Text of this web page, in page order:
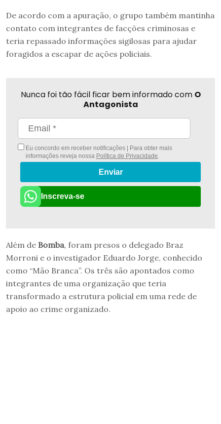
De acordo com a apuração, o grupo também mantinha
contato com integrantes de facções criminosas e
teria repassado informações sigilosas para ajudar
foragidos a escapar de ações policiais.
Nunca foi tão fácil ficar bem informado com O
Antagonista
Eu concordo em receber notificações | Para obter mais
informações reveja nossa Política de Privacidade.
Enviar
Inscreva-se
Além de Bomba, foram presos o delegado Braz
Morroni e o investigador Eduardo Jorge, conhecido
como “Mão Branca”. Os três são apontados como
integrantes de uma organização que teria
transformado a estrutura policial em uma rede de
apoio ao crime organizado.